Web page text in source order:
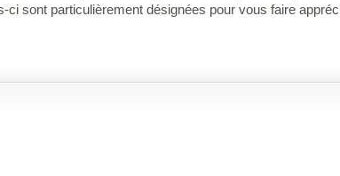
sont particulièrement désignées pour vous faire